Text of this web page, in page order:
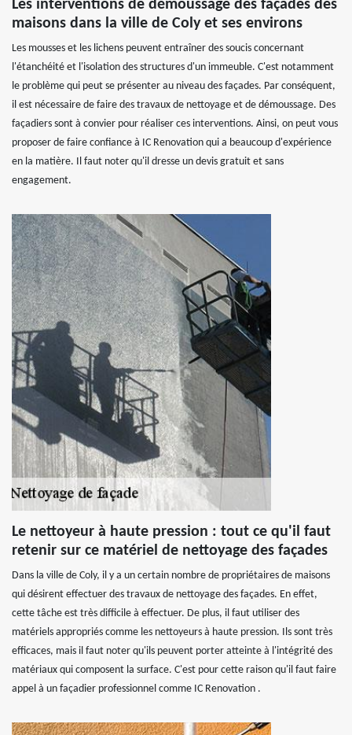
Les interventions de démoussage des façades des
maisons dans la ville de Coly et ses environs
Les mousses et les lichens peuvent entraîner des soucis concernant
l'étanchéité et l'isolation des structures d'un immeuble. C'est notamment
le problème qui peut se présenter au niveau des façades. Par conséquent,
il est nécessaire de faire des travaux de nettoyage et de démoussage. Des
façadiers sont à convier pour réaliser ces interventions. Ainsi, on peut vous
proposer de faire confiance à IC Renovation qui a beaucoup d'expérience
en la matière. Il faut noter qu'il dresse un devis gratuit et sans
engagement.
Le nettoyeur à haute pression : tout ce qu'il faut
retenir sur ce matériel de nettoyage des façades
Dans la ville de Coly, il y a un certain nombre de propriétaires de maisons
qui désirent effectuer des travaux de nettoyage des façades. En effet,
cette tâche est très difficile à effectuer. De plus, il faut utiliser des
matériels appropriés comme les nettoyeurs à haute pression. Ils sont très
efficaces, mais il faut noter qu'ils peuvent porter atteinte à l'intégrité des
matériaux qui composent la surface. C'est pour cette raison qu'il faut faire
appel à un façadier professionnel comme IC Renovation .